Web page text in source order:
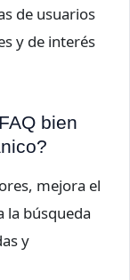
de usuarios
y de interés
bien
mejora el
la búsqueda
y